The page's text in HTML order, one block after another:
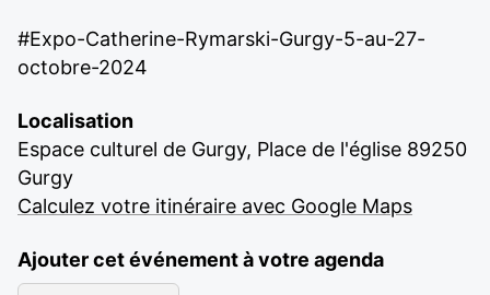
#Expo-Catherine-Rymarski-Gurgy-5-au-27-
octobre-2024
Localisation
Espace culturel de Gurgy, Place de l'église 89250
Gurgy
Calculez votre itinéraire avec Google Maps
Ajouter cet événement à votre agenda